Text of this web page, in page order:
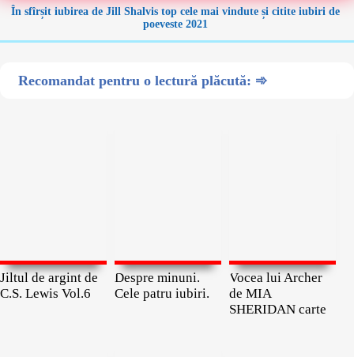
În sfîrșit iubirea de Jill Shalvis top cele mai vindute și citite iubiri de
poeveste 2021
Recomandat pentru o lectură plăcută: ➾
Jiltul de argint de
C.S. Lewis Vol.6
Despre minuni.
Cele patru iubiri.
Vocea lui Archer
de MIA
SHERIDAN carte